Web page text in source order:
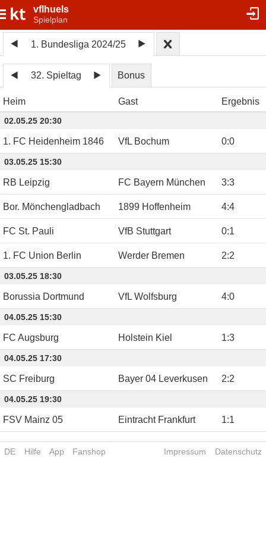
vflhuels
Spielplan
1. Bundesliga 2024/25
32. Spieltag Bonus
Heim Gast Ergebnis
02.05.25 20:30
1. FC Heidenheim 1846 VfL Bochum 0:0
03.05.25 15:30
RB Leipzig FC Bayern München 3:3
Bor. Mönchengladbach 1899 Hoffenheim 4:4
FC St. Pauli VfB Stuttgart 0:1
1. FC Union Berlin Werder Bremen 2:2
03.05.25 18:30
Borussia Dortmund VfL Wolfsburg 4:0
04.05.25 15:30
FC Augsburg Holstein Kiel 1:3
04.05.25 17:30
SC Freiburg Bayer 04 Leverkusen 2:2
04.05.25 19:30
FSV Mainz 05 Eintracht Frankfurt 1:1
DE Hilfe App Fanshop Impressum Datenschutz